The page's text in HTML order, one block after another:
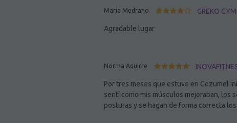
Maria Medrano GREKO
Agradable lugar
Norma Aguirre
Por tres meses que estuve en Cozumel
sentí como mis músculos mejoraban, los
posturas y se hagan de forma correcta